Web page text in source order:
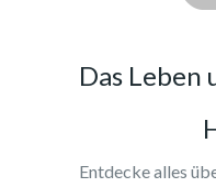
Das Leben
Entdecke alles